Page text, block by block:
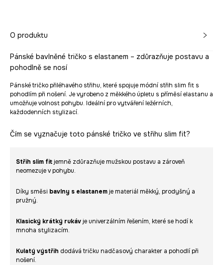
O produktu
Pánské bavlněné tričko s elastanem – zdůrazňuje postavu a
pohodlně se nosí
Pánské tričko přiléhavého střihu, které spojuje módní střih slim fit s
pohodlím při nošení. Je vyrobeno z měkkého úpletu s příměsí elastanu a
umožňuje volnost pohybu. Ideální pro vytváření ležérních,
každodenních stylizací.
Čím se vyznačuje toto pánské tričko ve střihu slim fit?
Střih slim fitjemně zdůrazňuje mužskou postavu a zároveň
neomezuje v pohybu.
Díky směsi bavlny s elastanemje materiál měkký, prodyšný a
pružný.
Klasický krátký rukávje univerzálním řešením, které se hodí k
mnoha stylizacím.
Kulatý výstřih dodává tričku nadčasový charakter a pohodlí při
nošení.